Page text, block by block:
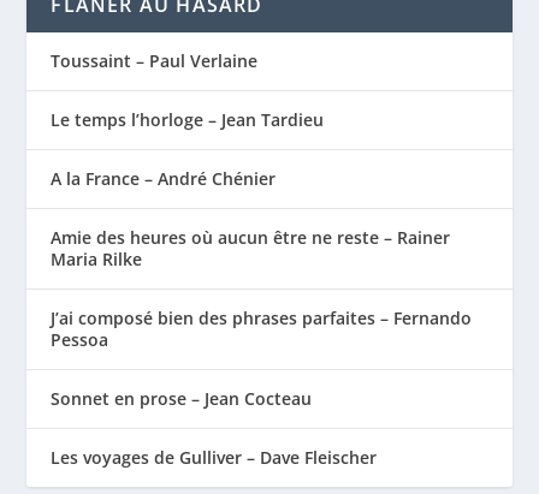
Toussaint – Paul Verlaine
Le temps l’horloge – Jean Tardieu
A la France – André Chénier
Amie des heures où aucun être ne reste – Rainer
Maria Rilke
J’ai composé bien des phrases parfaites – Fernando
Pessoa
Sonnet en prose – Jean Cocteau
Les voyages de Gulliver – Dave Fleischer